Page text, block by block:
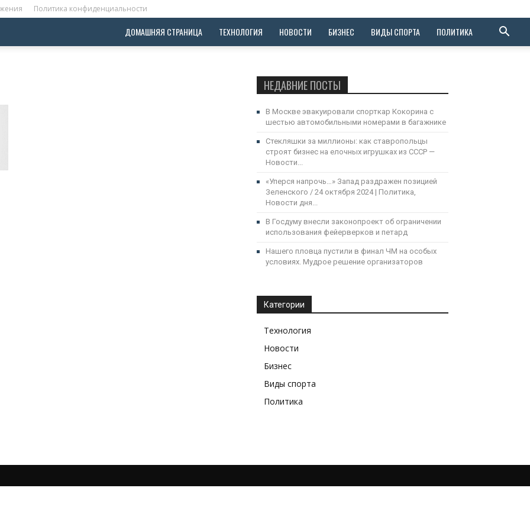
Политика конфиденциальности
ДОМАШНЯЯ СТРАНИЦА ТЕХНОЛОГИЯ НОВОСТИ БИЗНЕС ВИДЫ СПОРТА ПОЛИТИКА
НЕДАВНИЕ ПОСТЫ
В Москве эвакуировали спорткар Кокорина с
шестью автомобильными номерами в багажнике
Стекляшки за миллионы: как ставропольцы
строят бизнес на елочных игрушках из СССР —
Новости...
«Уперся напрочь…» Запад раздражен позицией
Зеленского / 24 октября 2024 | Политика,
Новости дня...
В Госдуму внесли законопроект об ограничении
использования фейерверков и петард
Нашего пловца пустили в финал ЧМ на особых
условиях. Мудрое решение организаторов
Категории
Технология
Новости
Бизнес
Виды спорта
Политика